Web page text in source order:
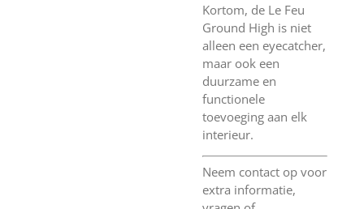
Kortom, de Le Feu
Ground High is niet
alleen een eyecatcher,
maar ook een
duurzame en
functionele
toevoeging aan elk
interieur.
Neem contact op voor
extra informatie,